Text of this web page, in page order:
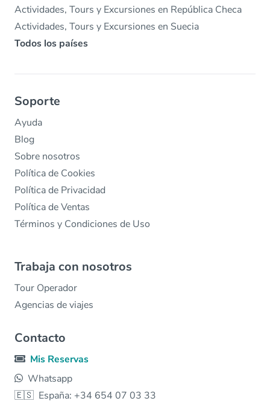
Actividades, Tours y Excursiones en República Checa
Actividades, Tours y Excursiones en Suecia
Todos los países
Soporte
Ayuda
Blog
Sobre nosotros
Política de Cookies
Política de Privacidad
Política de Ventas
Términos y Condiciones de Uso
Trabaja con nosotros
Tour Operador
Agencias de viajes
Contacto
Mis Reservas
Whatsapp
🇪🇸 España: +34 654 07 03 33